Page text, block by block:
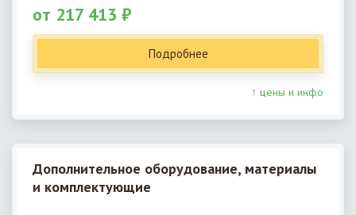
от 217 413 ₽
Подробнее
↑ цены и инфо
Дополнительное оборудование, материалы
и комплектующие